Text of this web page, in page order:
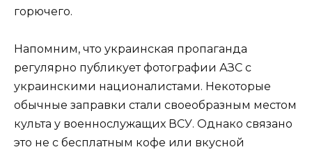
горючего.
Напомним, что украинская пропаганда
регулярно публикует фотографии АЗС с
украинскими националистами. Некоторые
обычные заправки стали своеобразным местом
культа у военнослужащих ВСУ. Однако связано
это не с бесплатным кофе или вкусной